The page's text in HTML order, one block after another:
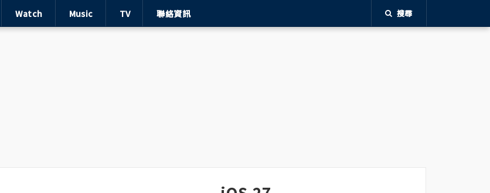
Watch Music TV 聯絡資訊 搜尋